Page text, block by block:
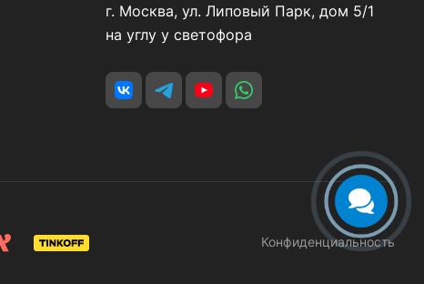
г. Москва, ул. Липовый Парк, дом 5/1
на углу у светофора
Конфиденциальность